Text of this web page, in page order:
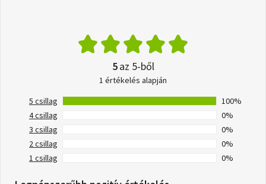
5az 5-ből
1 értékelés alapján
5 csillag
100%
4 csillag
0%
3 csillag
0%
2 csillag
0%
1 csillag
0%